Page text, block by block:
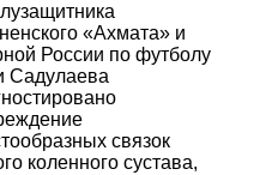
«Ахмата» и
России по футболу
Садулаева
связок
коленного сустава,